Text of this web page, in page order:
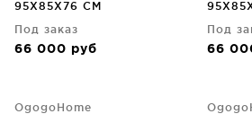
95X85X76 CM
Под заказ
66 000 руб
Под
66
OgogoHome